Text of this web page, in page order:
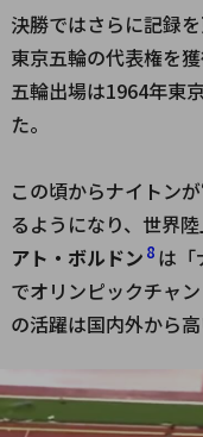
決勝ではさらに記録
東京五輪の代表権を
五輪出場は1964年東
た。
この頃からナイトン
るようになり、世界
アト・ボルドン 8 は「
でオリンピックチャ
の活躍は国内外から高